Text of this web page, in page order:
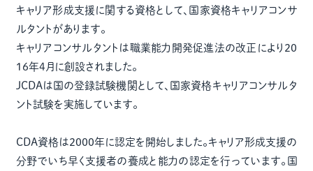
キャリア形成支援に関する資格として、国家資格キャリアコンサ
ルタントがあります。
キャリアコンサルタントは職業能力開発促進法の改正により20
16年4月に創設されました。
JCDAは国の登録試験機関として、国家資格キャリアコンサルタ
ント試験を実施しています。
CDA資格は2000年に認定を開始しました。キャリア形成支援の
分野でいち早く支援者の養成と能力の認定を行っています。国